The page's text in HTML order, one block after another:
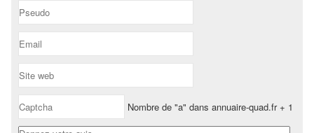
Nombre de "a" dans annuaire-quad.fr + 1